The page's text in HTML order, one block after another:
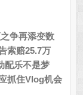
争再添变数
索赔25.7万
配乐不是梦
抓住Vlog机会